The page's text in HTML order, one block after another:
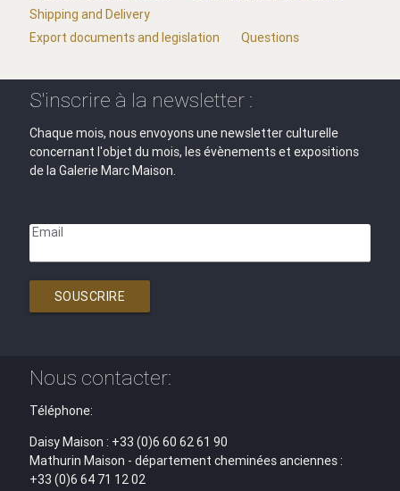
Shipping and Delivery
Export documents and legislation
Questions
S'inscrire à la newsletter :
Chaque mois, nous envoyons une newsletter culturelle
concernant l'objet du mois, les évènements et expositions
de la Galerie Marc Maison.
Email
SOUSCRIRE
Nous contacter:
Téléphone:
Daisy Maison : +33 (0)6 60 62 61 90
Mathurin Maison - département cheminées anciennes :
+33 (0)6 64 71 12 02